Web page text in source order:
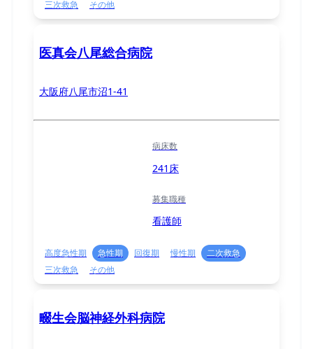
三次救急
その他
医真会八尾総合病院
大阪府八尾市沼1-41
病床数
241床
募集職種
看護師
高度急性期 急性期 回復期 慢性期
二次救急
三次救急
その他
畷生会脳神経外科病院